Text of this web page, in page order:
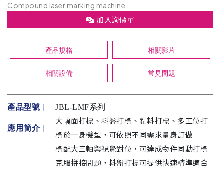
Compound laser marking machine
加入詢價單
產品規格 相關影片
相關設備 常見問題
產品型號 | JBL-LMF系列
應用簡介 |
大幅面打標、料盤打標、亂料打標、多工位打
標於一身機型，可依照不同需求量身訂做
標配大三軸與視覺對位，可達成物件同動打標
克服拼接問題，料盤打標可提供快速精準適合